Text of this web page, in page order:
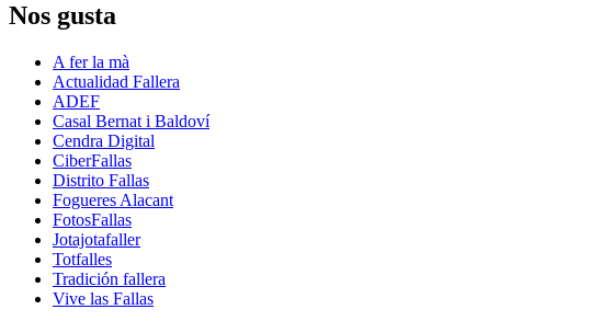
Nos gusta
A fer la mà
Actualidad Fallera
ADEF
Casal Bernat i Baldoví
Cendra Digital
CiberFallas
Distrito Fallas
Fogueres Alacant
FotosFallas
Jotajotafaller
Totfalles
Tradición fallera
Vive las Fallas